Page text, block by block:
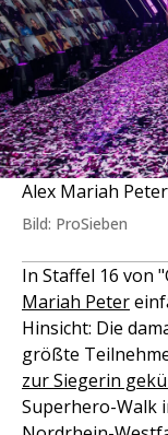
Alex Mariah
Bild: ProSieben
In Staffel 16 von
Mariah Peter
Hinsicht: Die
größte
zur Siegerin
Superhero-Walk